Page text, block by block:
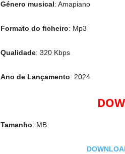
Género musical: Amapiano
Formato do ficheiro: Mp3
Qualidade: 320 Kbps
Ano de Lançamento: 2024
Tamanho: MB